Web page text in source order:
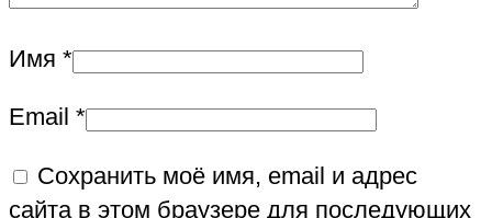
Имя *
Email *
Сохранить моё имя, email и адрес
сайта в этом браузере для последующих